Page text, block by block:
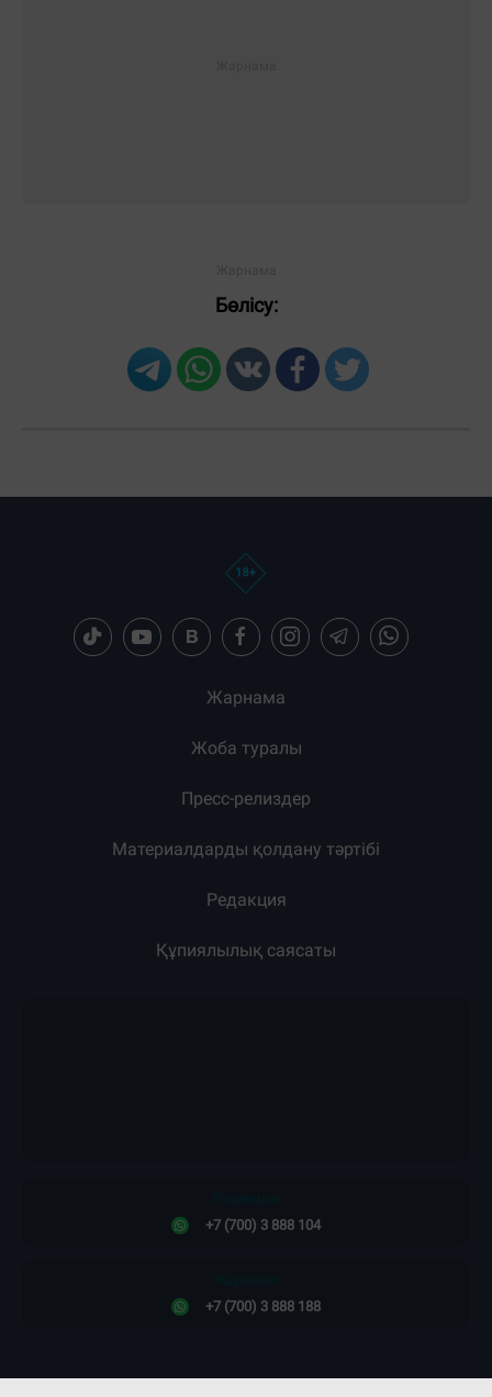
Бөлісу:
Жарнама
Жоба туралы
Пресс-релиздер
Материалдарды қолдану тәртібі
Редакция
Құпиялылық саясаты
+7 (700) 3 888 104
+7 (700) 3 888 188